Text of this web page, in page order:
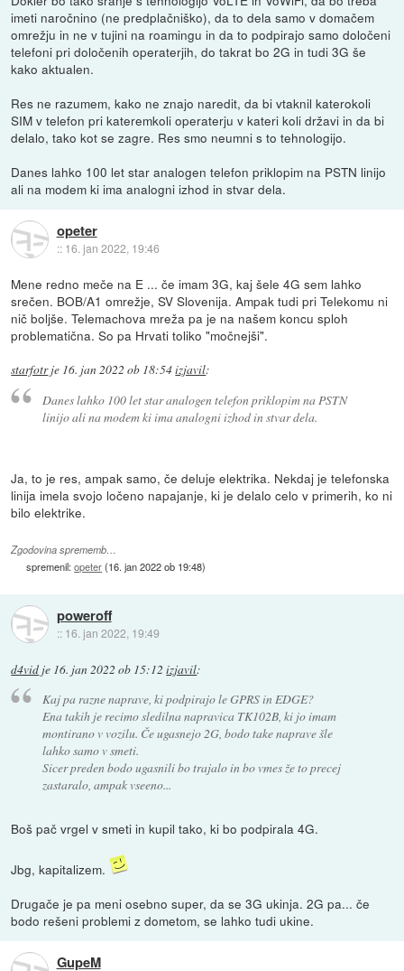
imeti naročnino (ne predplačniško), da to dela samo v domačem
omrežju in ne v tujini na roamingu in da to podpirajo samo določeni
telefoni pri določenih operaterjih, do takrat bo 2G in tudi 3G še
kako aktualen.
Res ne razumem, kako ne znajo naredit, da bi vtaknil katerokoli
SIM v telefon pri kateremkoli operaterju v kateri koli državi in da bi
delalo, tako kot se zagre. Res smo neumni s to tehnologijo.
Danes lahko 100 let star analogen telefon priklopim na PSTN linijo
ali na modem ki ima analogni izhod in stvar dela.
opeter
:: 16. jan 2022, 19:46
Mene redno meče na E ... če imam 3G, kaj šele 4G sem lahko
srečen. BOB/A1 omrežje, SV Slovenija. Ampak tudi pri Telekomu ni
nič boljše. Telemachova mreža pa je na našem koncu sploh
problematična. So pa Hrvati toliko "močnejši".
starfotrje 16. jan 2022 ob 18:54izjavil:
Danes lahko 100 let star analogen telefon priklopim na PSTN
linijo ali na modem ki ima analogni izhod in stvar dela.
Ja, to je res, ampak samo, če deluje elektrika. Nekdaj je telefonska
linija imela svojo ločeno napajanje, ki je delalo celo v primerih, ko ni
bilo elektrike.
Zgodovina sprememb…
spremenil:opeter(16. jan 2022 ob 19:48)
poweroff
:: 16. jan 2022, 19:49
d4vid je 16. jan 2022 ob 15:12 izjavil:
Kaj pa razne naprave, ki podpirajo le GPRS in EDGE?
Ena takih je recimo sledilna napravica TK102B, ki jo imam
montirano v vozilu. Če ugasnejo 2G, bodo take naprave šle
lahko samo v smeti.
Sicer preden bodo ugasnili bo trajalo in bo vmes že to precej
zastaralo, ampak vseeno...
Boš pač vrgel v smeti in kupil tako, ki bo podpirala 4G.
Jbg, kapitalizem.
Drugače je pa meni osebno super, da se 3G ukinja. 2G pa... če
bodo rešeni problemi z dometom, se lahko tudi ukine.
GupeM